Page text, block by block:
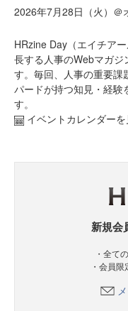
2026年7月28日（火）＠
HRzine Day（エイチア
長する人事のWebマガ
す。毎回、人事の重要課
パードが持つ知見・経験
す。
イベントカレンダーを
新規会
・全て
・会員